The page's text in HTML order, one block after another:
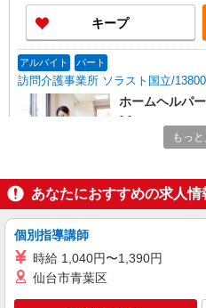
により変動）
間） ※固定残業
手当として別途支給 下記資格をお持ち
・介護福祉士
キープ
アルバイト パート
訪問介護事業所 ソラスト国立/
ホームヘルパ
時給1,750
＜給与補足＞7
2万円/月（週
より徒歩1分
キープ
契約社員
訪問介護事業所 ソラスト国立/
ホームヘルパ
もっ
あなたにおすすめの求人情
個別指導講師
時給 1,040円〜1,390円
仙台市青葉区